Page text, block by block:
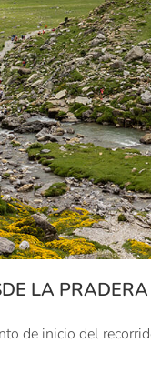
LA
de inicio del